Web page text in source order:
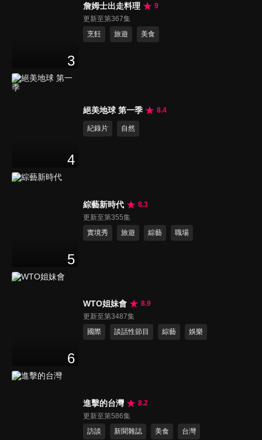
3
詹姆士出走料理
9
更新至第367集
烹飪
旅遊 美食
4
絕美地球 第一季 8.4
紀錄片 自然
5
綜藝新時代
8.3
更新至第355集
實境秀
旅遊 綜藝 職場
6
WTO姐妹會
8.9
更新至第3487集
國際
談話性節目 綜藝 娛樂
進擊的台灣
8.2
更新至第586集
訪談
新聞雜誌 美食 台灣